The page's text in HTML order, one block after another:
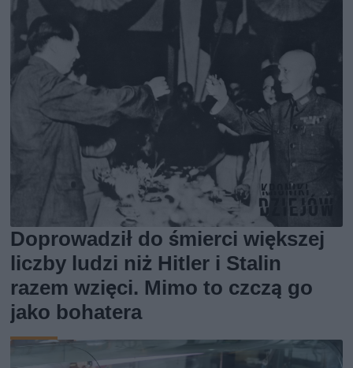
Doprowadził do śmierci większej
liczby ludzi niż Hitler i Stalin
razem wzięci. Mimo to czczą go
jako bohatera